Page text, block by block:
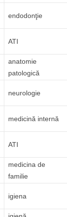
endodonţie
ATI
anatomie
patologică
neurologie
medicină internă
ATI
medicina de
familie
igiena